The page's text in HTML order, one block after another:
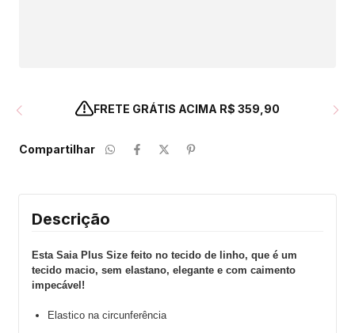
FRETE GRÁTIS ACIMA R$ 359,90
Compartilhar
Descrição
Esta Saia Plus Size feito no tecido de linho, que é um
tecido macio, sem elastano, elegante e com caimento
impecável!
Elastico na circunferência